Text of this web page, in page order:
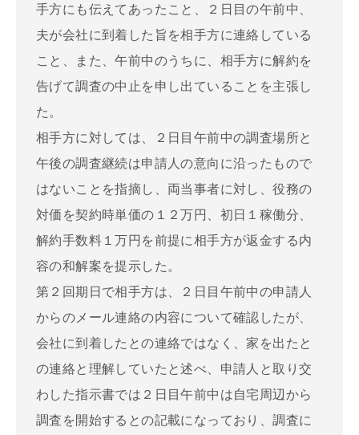
手方にも伝えてあったこと、２日目の午前中、
夫が会社に到着した旨を相手方に連絡している
こと、また、午前中のうちに、相手方に解約を
告げて調査の中止を申し出ていることを主張し
た。
相手方に対しては、２日目午前中の調査場所と
午後の調査継続は申請人の意向に沿ったもので
はないことを指摘し、両当事者に対し、役務の
対価を契約時単価の１２万円、初日１稼働分、
解約手数料１万円を前提に相手方が返金する内
容の和解案を提示した。
第２回期日で相手方は、２日目午前中の申請人
からのメール連絡の内容について確認したが、
会社に到着したとの連絡ではなく、家を出たと
の連絡と理解していたと述べ、申請人と取り交
わした指示書では２日目午前中は自宅周辺から
調査を開始するとの記載になっており、調査に